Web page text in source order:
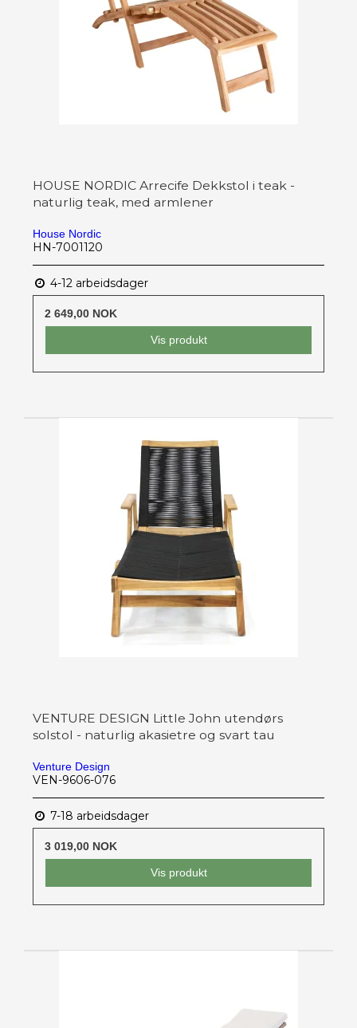
HOUSE NORDIC Arrecife Dekkstol i teak -
naturlig teak, med armlener
House Nordic
HN-7001120
4-12 arbeidsdager
2 649,00 NOK
Vis produkt
VENTURE DESIGN Little John utendørs
solstol - naturlig akasietre og svart tau
Venture Design
VEN-9606-076
7-18 arbeidsdager
3 019,00 NOK
Vis produkt